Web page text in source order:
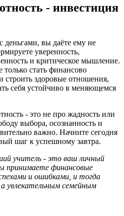
- инвестиция
деньгами, вы даёте ему не
уверенность,
и критическое мышление.
только стать финансово
здоровые отношения,
себя устойчиво в меняющемся
- это не про жадность или
выбора, осознанность и
важно. Начните сегодня
шаг к успешному завтра.
учитель - это ваш личный
принимаете финансовые
и ошибками, и тогда
увлекательным семейным